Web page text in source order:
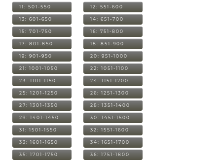
11: 501-550 12: 551-600
13: 601-650 14: 651-700
15: 701-750 16: 751-800
17: 801-850 18: 851-900
19: 901-950 20: 951-1000
21: 1001-1050 22: 1051-1100
23: 1101-1150 24: 1151-1200
25: 1201-1250 26: 1251-1300
27: 1301-1350 28: 1351-1400
29: 1401-1450 30: 1451-1500
31: 1501-1550 32: 1551-1600
33: 1601-1650 34: 1651-1700
35: 1701-1750 36: 1751-1800